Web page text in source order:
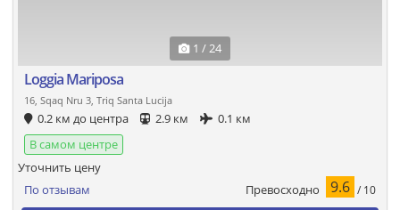
1 / 24
Loggia Mariposa
16, Sqaq Nru 3, Triq Santa Lucija
0.2 км до центра 2.9 км
0.1 км
В самом центре
По отзывам Превосходно 9.6 / 10
Уточнить цену